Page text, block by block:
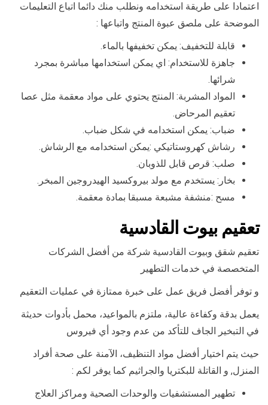
اعتمادا على طريقة استخدامه ونطلب منك دائما اتباع التعليمات
الموضحة على ملصق عبوة المنتج واتباعها :
قابلة للتخفيف: يمكن تخفيفها بالماء.
جاهزة للاستخدام: اي يمكن استخدامها مباشرة بمجرد
شرائها.
المواد المشربة: المنتج يحتوي على مواد معقمة مثل عصا
تعقيم المرحاض.
ضباب: يمكن استخدامه في شكل ضباب.
رشاش كهروستاتيكي :يمكن استخدامه مع الرشاش.
صلب: قرص قابل للذوبان.
بخار: يستخدم مع مولد بيروكسيد الهيدروجين المبخر.
مسح :منشفة مشبعة مسبقا بمادة معقمة.
تعقيم بيوت القادسية
تعقيم شقق وبيوت القادسية شركة من أفضل الشركات
المتخصصة في خدمات التطهير
و توفر أفضل فريق عمل على خبرة ممتازة في عمليات التعقيم
يعمل بدقة وكفاءة عالية، ملتزم بالمواعيد، محمل بأدوات حديثة
في التبخير الجاف للتأكد من عدم وجود أي فيروس
حيث يتم اختيار أفضل مواد التنظيف، الآمنة على صحة أفراد
المنزل, و القاتلة للبكتريا والجراثيم كما يوفر لكم :
تطهير المستشفيات والوحدات الصحية ومراكز العلاج